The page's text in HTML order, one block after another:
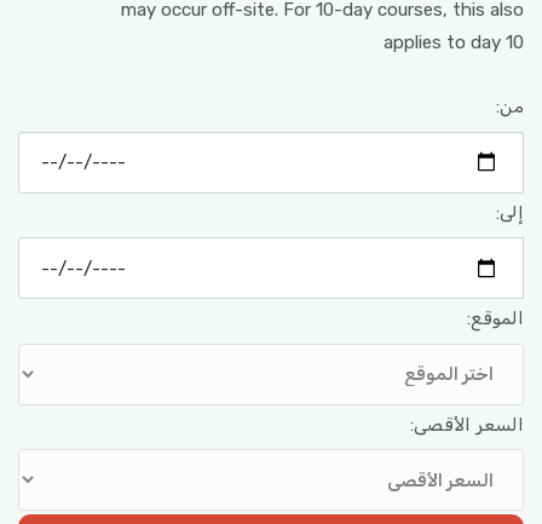
may occur off-site. For 10-day courses, this also
applies to day 10
من:
إلى:
الموقع:
السعر الأقصى: